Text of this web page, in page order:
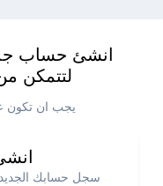
انشئ حساب
لتتمكن
يجب ان تكون
سجل حسابك الجديد